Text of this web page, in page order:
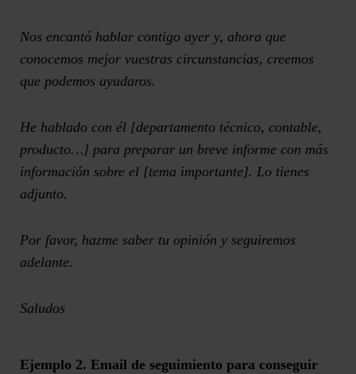
Nos encantó hablar contigo ayer y, ahora que
conocemos mejor vuestras circunstancias, creemos
que podemos ayudaros.
He hablado con él [departamento técnico, contable,
producto…] para preparar un breve informe con más
información sobre el [tema importante]. Lo tienes
adjunto.
Por favor, hazme saber tu opinión y seguiremos
adelante.
Saludos
Ejemplo 2. Email de seguimiento para conseguir